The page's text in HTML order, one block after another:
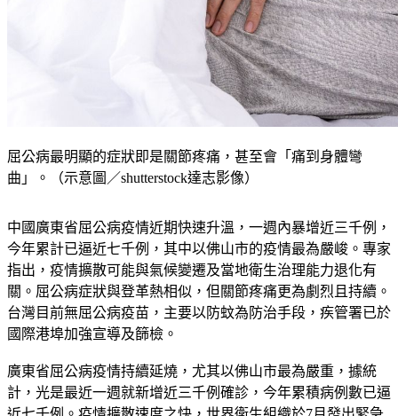
屈公病最明顯的症狀即是關節疼痛，甚至會「痛到身體彎
曲」。（示意圖／shutterstock達志影像）
中國廣東省屈公病疫情近期快速升溫，一週內暴增近三千例，
今年累計已逼近七千例，其中以佛山市的疫情最為嚴峻。專家
指出，疫情擴散可能與氣候變遷及當地衛生治理能力退化有
關。屈公病症狀與登革熱相似，但關節疼痛更為劇烈且持續。
台灣目前無屈公病疫苗，主要以防蚊為防治手段，疾管署已於
國際港埠加強宣導及篩檢。
廣東省屈公病疫情持續延燒，尤其以佛山市最為嚴重，據統
計，光是最近一週就新增近三千例確診，今年累積病例數已逼